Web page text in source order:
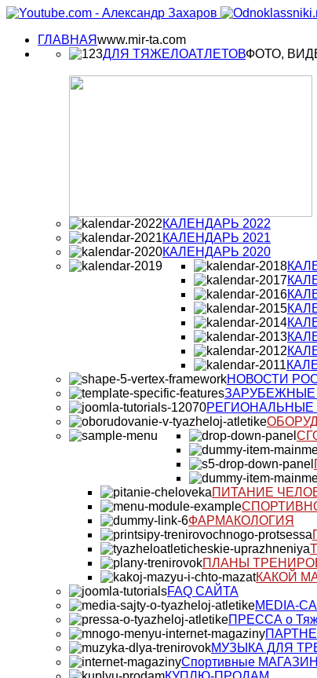
ГЛАВНАЯwww.mir-ta.com
ДЛЯ ТЯЖЕЛОАТЛЕТОВФОТО,
КАЛЕНДАРЬ 2022
КАЛЕНДАРЬ 2021
КАЛЕНДАРЬ 2020
НОВОСТИ
ЗАРУБЕЖНЫЕ
РЕГИОНАЛЬНЫЕ
ПИТАНИЕ
ФАРМАКОЛОГИЯ
ПЛАНЫ
КАКОЙ
FAQ САЙТА
MEDIA-
ПРЕССА о
МУЗЫКА ДЛЯ
Спортивные